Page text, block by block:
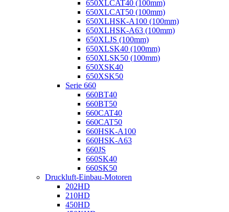
650XLCAT40 (100mm)
650XLCAT50 (100mm)
650XLHSK-A100 (100mm)
650XLHSK-A63 (100mm)
650XLJS (100mm)
650XLSK40 (100mm)
650XLSK50 (100mm)
650XSK40
650XSK50
Serie 660
660BT40
660BT50
660CAT40
660CAT50
660HSK-A100
660HSK-A63
660JS
660SK40
660SK50
Druckluft-Einbau-Motoren
202HD
210HD
450HD